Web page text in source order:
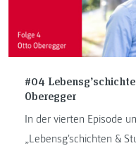
#04
Oberegger
In der vierten Episode
„Lebensg'schichten &